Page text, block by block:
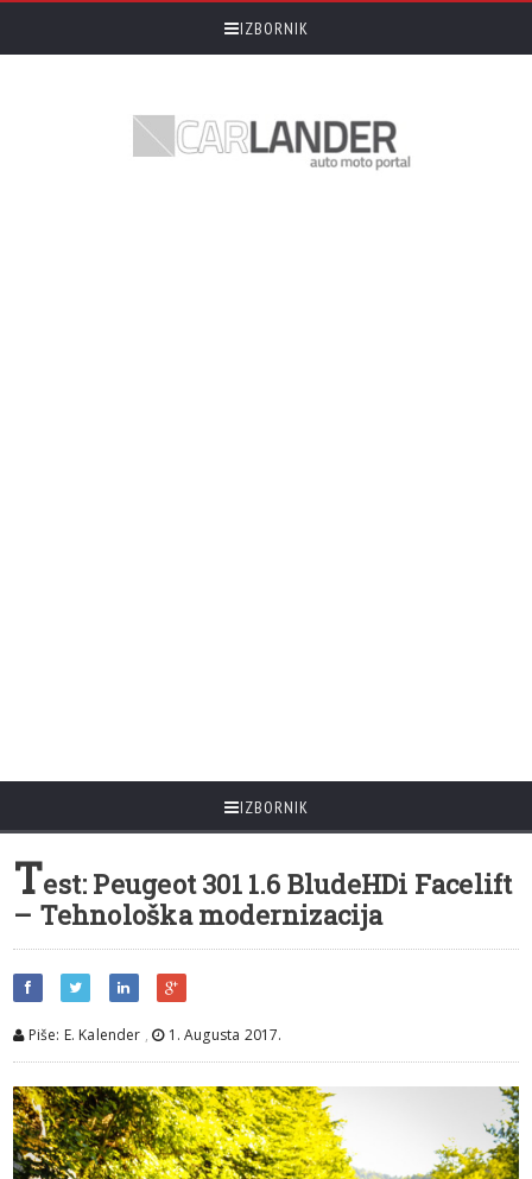
IZBORNIK
IZBORNIK
Test: Peugeot 301 1.6 BludeHDi Facelift
– Tehnološka modernizacija
Piše: E. Kalender , 1. Augusta 2017.